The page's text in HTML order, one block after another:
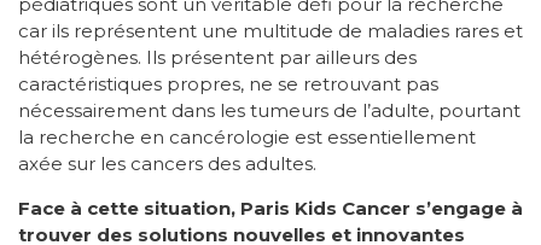
car ils représentent une multitude de maladies rares et
hétérogènes. Ils présentent par ailleurs des
caractéristiques propres, ne se retrouvant pas
nécessairement dans les tumeurs de l’adulte, pourtant
la recherche en cancérologie est essentiellement
axée sur les cancers des adultes.
Face à cette situation, Paris Kids Cancer s’engage à
trouver des solutions nouvelles et innovantes